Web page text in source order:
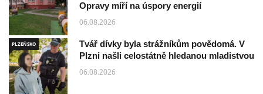
Opravy míří na úspory energií
06.08.2026
PLZEŇSKO
Tvář dívky byla strážníkům povědomá. V
Plzni našli celostátně hledanou mladistvou
06.08.2026